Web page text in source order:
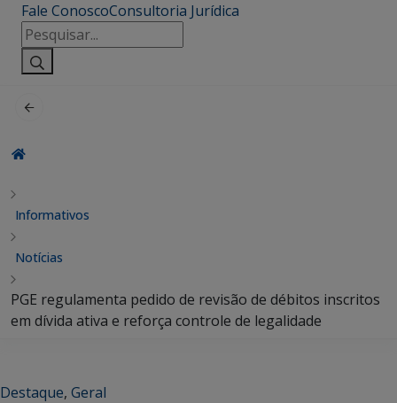
Fale ConoscoConsultoria Jurídica
Pesquisar
por:
Informativos
Notícias
PGE regulamenta pedido de revisão de débitos inscritos
em dívida ativa e reforça controle de legalidade
Destaque, Geral